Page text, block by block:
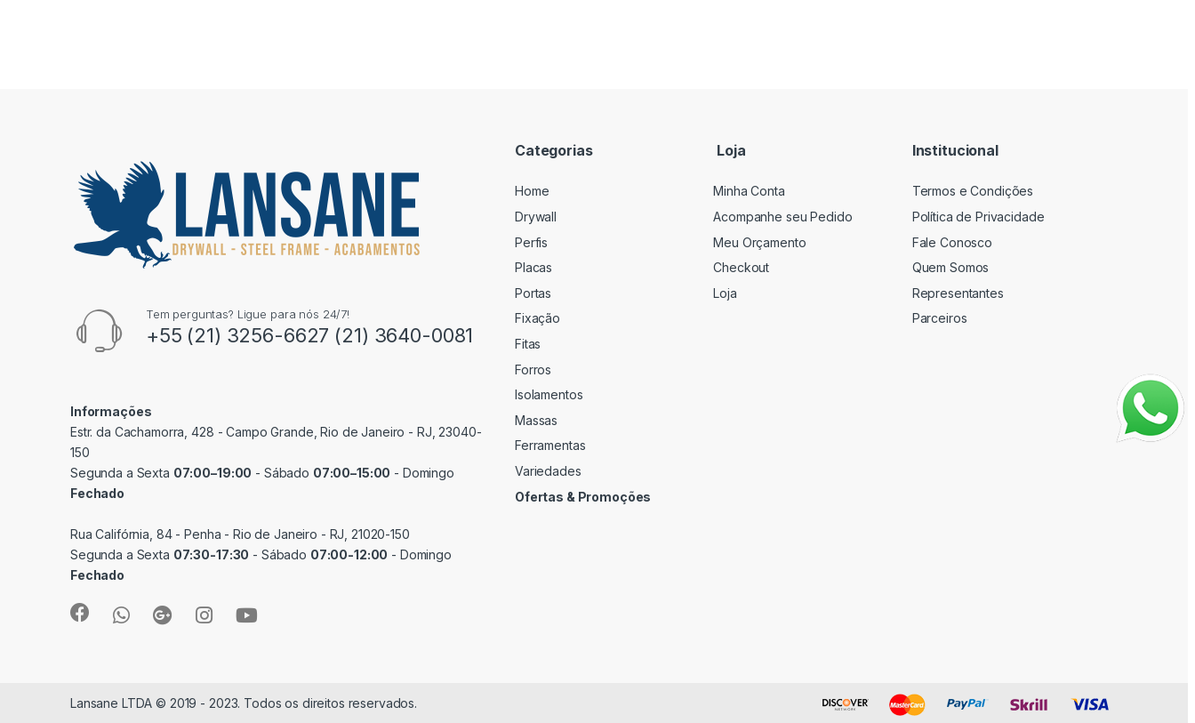
Tem perguntas? Ligue para nós 24/7!
+55 (21) 3256-6627 (21) 3640-0081
Informações
Estr. da Cachamorra, 428 - Campo Grande, Rio de Janeiro - RJ, 23040-
150
Segunda a Sexta 07:00–19:00 - Sábado 07:00–15:00 - Domingo
Fechado
Rua Califórnia, 84 - Penha - Rio de Janeiro - RJ, 21020-150
Segunda a Sexta 07:30-17:30 - Sábado 07:00-12:00 - Domingo
Fechado
Categorias
Home
Drywall
Perfis
Placas
Portas
Fixação
Fitas
Forros
Isolamentos
Massas
Ferramentas
Variedades
Ofertas & Promoções
Loja
Minha Conta
Acompanhe seu Pedido
Meu Orçamento
Checkout
Loja
Institucional
Termos e Condições
Política de Privacidade
Fale Conosco
Quem Somos
Representantes
Parceiros
Lansane LTDA © 2019 - 2023. Todos os direitos reservados.